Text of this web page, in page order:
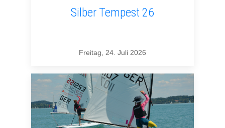
Silber Tempest 26
Freitag, 24. Juli 2026